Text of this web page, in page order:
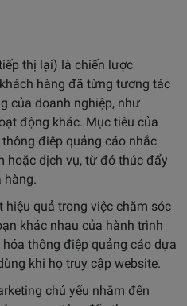
thị lại) là chiến lược
hàng đã từng tương tác
của doanh nghiệp, như
động khác. Mục tiêu của
điệp quảng cáo nhắc
hoặc dịch vụ, từ đó thúc đẩy
hàng.
hiệu quả trong việc chăm sóc
khác nhau của hành trình
thông điệp quảng cáo dựa
khi họ truy cập website.
chủ yếu nhắm đến